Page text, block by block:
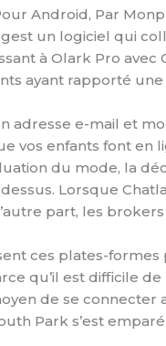
Android, Par
un logiciel qui
à Olark Pro
ayant rapporté
adresse e-mail et
vos enfants font en
du mode, la
Lorsque
part, les
ces plates-
qu’il est difficile
de se
Park s’est